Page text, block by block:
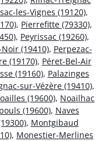
les-Vignes (19120),
, Pierrefitte (79330),
, Peyrissac (19260),
(19410), Perpezac-
(19170), Péret-Bel-Air
(19160), Palazinges
sur-Vézère (19410),
(19600), Noailhac
(19600), Naves
, Montgibaud
, Monestier-Merlines